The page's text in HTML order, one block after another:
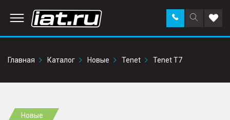
Поиск
по
Заказать
звонок в
Главная
Каталог Новые Tenet Tenet T7
Новые